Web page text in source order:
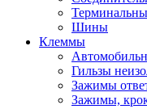
Шины
Клеммы
Гильзы
Зажимы
Зажимы,